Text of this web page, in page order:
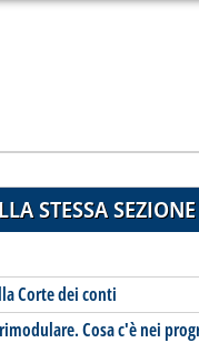
STESSA SEZIONE
Corte dei conti
Cosa c'è nei